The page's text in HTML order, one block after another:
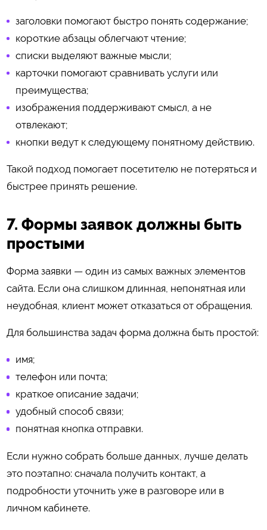
заголовки помогают быстро понять содержание;
короткие абзацы облегчают чтение;
списки выделяют важные мысли;
карточки помогают сравнивать услуги или
преимущества;
изображения поддерживают смысл, а не
отвлекают;
кнопки ведут к следующему понятному действию.
Такой подход помогает посетителю не потеряться и
быстрее принять решение.
7. Формы заявок должны быть
простыми
Форма заявки — один из самых важных элементов
сайта. Если она слишком длинная, непонятная или
неудобная, клиент может отказаться от обращения.
Для большинства задач форма должна быть простой:
имя;
телефон или почта;
краткое описание задачи;
удобный способ связи;
понятная кнопка отправки.
Если нужно собрать больше данных, лучше делать
это поэтапно: сначала получить контакт, а
подробности уточнить уже в разговоре или в
личном кабинете.